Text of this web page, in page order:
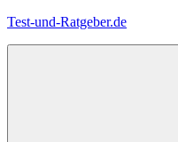
Zum
Test-und-Ratgeber.de